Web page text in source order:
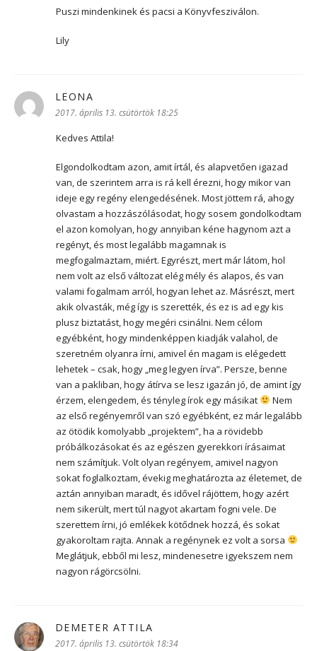
Puszi mindenkinek és pacsi a Könyvfesziválon.
Lily
LEONA
2017. április 13. csütörtök 18:25
Kedves Attila!
Elgondolkodtam azon, amit írtál, és alapvetően igazad
van, de szerintem arra is rá kell érezni, hogy mikor van
ideje egy regény elengedésének. Most jöttem rá, ahogy
olvastam a hozzászólásodat, hogy sosem gondolkodtam
el azon komolyan, hogy annyiban kéne hagynom azt a
regényt, és most legalább magamnak is
megfogalmaztam, miért. Egyrészt, mert már látom, hol
nem volt az első változat elég mély és alapos, és van
valami fogalmam arról, hogyan lehet az. Másrészt, mert
akik olvasták, még így is szerették, és ez is ad egy kis
plusz biztatást, hogy megéri csinálni. Nem célom
egyébként, hogy mindenképpen kiadják valahol, de
szeretném olyanra írni, amivel én magam is elégedett
lehetek – csak, hogy „meg legyen írva”. Persze, benne
van a pakliban, hogy átírva se lesz igazán jó, de amint így
érzem, elengedem, és tényleg írok egy másikat
Nem
az első regényemről van szó egyébként, ez már legalább
az ötödik komolyabb „projektem”, ha a rövidebb
próbálkozásokat és az egészen gyerekkori írásaimat
nem számítjuk. Volt olyan regényem, amivel nagyon
sokat foglalkoztam, évekig meghatározta az életemet, de
aztán annyiban maradt, és idővel rájöttem, hogy azért
nem sikerült, mert túl nagyot akartam fogni vele. De
szerettem írni, jó emlékek kötődnek hozzá, és sokat
gyakoroltam rajta. Annak a regénynek ez volt a sorsa
Meglátjuk, ebből mi lesz, mindenesetre igyekszem nem
nagyon rágörcsölni.
DEMETER ATTILA
2017. április 13. csütörtök 18:34